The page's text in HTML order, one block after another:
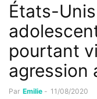
États-
pourtant
agression
Par Emilie - 11/08/2020